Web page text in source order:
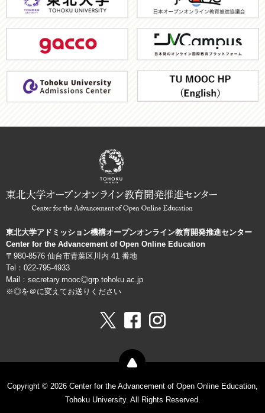
Campus
構
東北大学アドミッション機構オープンオンライン教育開発推進センター
Center for the Advancement of Open Online Education
〒980-8576 仙台市青葉区川内 41 番地
Tel：022-795-4933
Mail：secretary.mooc◎grp.tohoku.ac.jp
※◎を＠に変えてお送りください
Copyright © 2026 Center for the Advancement of Open Online Education,
Tohoku University. All Rights Reserved.